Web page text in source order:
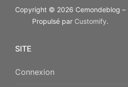
Copyright © 2026 Cemondeblog –
Propulsé par Customify.
SITE
Connexion